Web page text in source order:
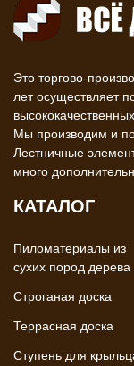
Это торгово-
лет осуществляет
Мы производим и
Лестничные
много
КАТАЛОГ
Пиломатериалы из
сухих пород дерева
Строганая доска
Террасная доска
Ступень для